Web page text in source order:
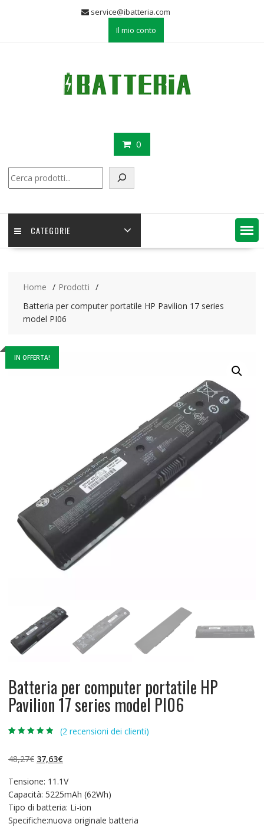
service@ibatteria.com
Il mio conto
0
CATEGORIE
Home
Prodotti
Batteria per computer portatile HP Pavilion 17 series
model PI06
IN OFFERTA!
Batteria per computer portatile HP
Pavilion 17 series model PI06
base di
recensioni
(2 recensioni dei clienti)
48,27€ Il
originale
era:
48,27€.
37,63€Il
attuale
è:
37,63€.
Tensione: 11.1V
Capacità: 5225mAh (62Wh)
Tipo di batteria: Li-ion
Specifiche:nuova originale batteria